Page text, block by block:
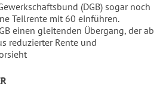
(DGB) sogar noch
Teilrente mit 60 einführen.
einen gleitenden Übergang, der ab
reduzierter Rente und